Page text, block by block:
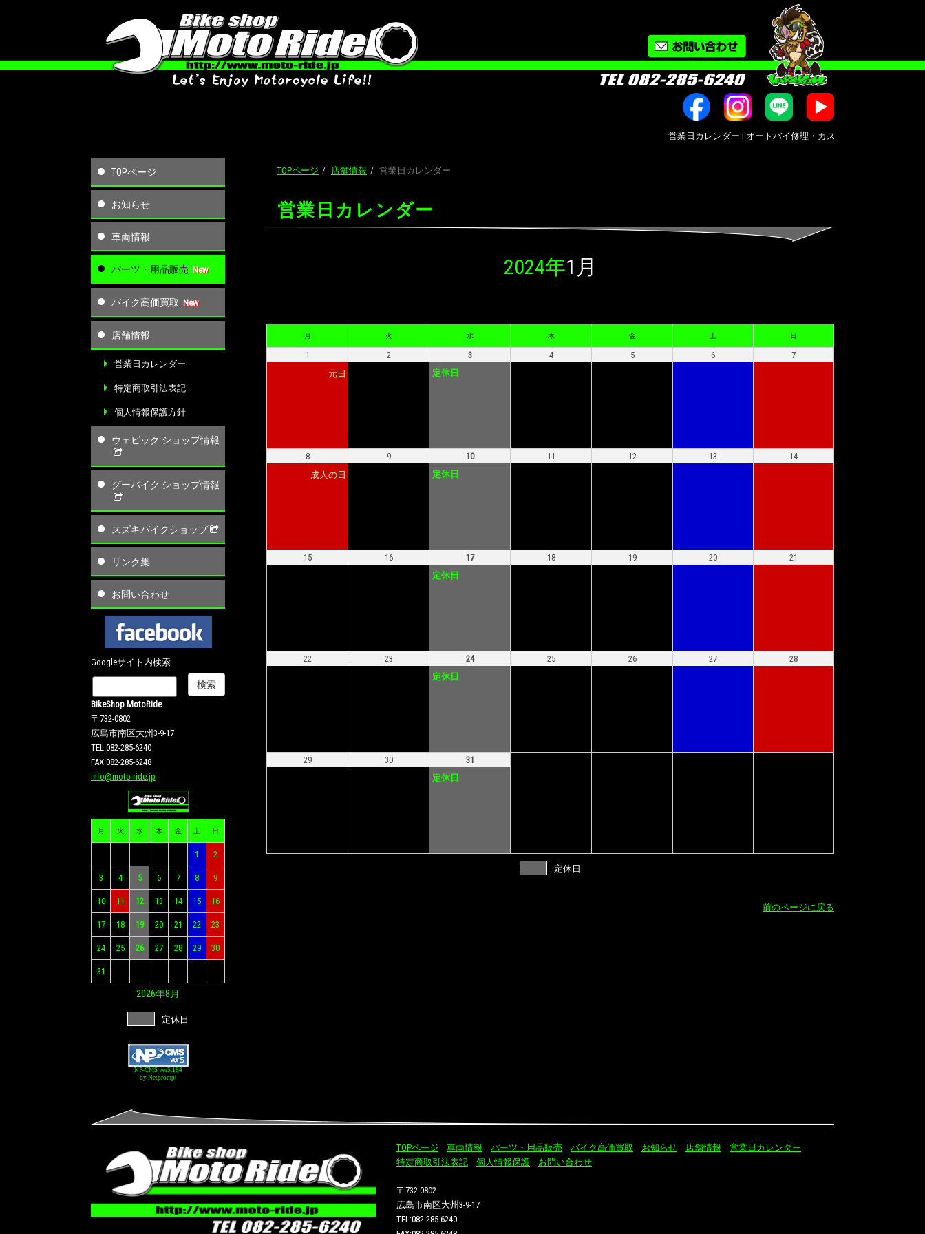
営業日カレンダー | オートバイ修理・カスタム・新車中古車販売｜
TOPページ
お知らせ
車両情報
パーツ・用品販売
バイク高価買取
店舗情報
営業日カレンダー
特定商取引法表記
個人情報保護方針
ウェビック ショップ情報
グーバイク ショップ情報
スズキバイクショップ
リンク集
お問い合わせ
Googleサイト内検索
BikeShop MotoRide
〒732-0802
広島市南区大州3-9-17
TEL:082-285-6240
FAX:082-285-6248
info@moto-ride.jp
月 火 水 木 金 土 日
1 2
3 4 5 6 7 8 9
10 11 12 13 14 15 16
17 18 19 20 21 22 23
24 25 26 27 28 29 30
31
2026年8月
定休日
NP-CMS ver5.184
by Netprompt
TOPページ 店舗情報 営業日カレンダー
営業日カレンダー
2024年1月
月 火 水 木 金 土 日
1
元日
2
3
定休日
4 5 6 7
8
成人の日
9
10
定休日
11 12 13 14
15 16
17
定休日
18 19 20 21
22 23
24
定休日
25 26 27 28
29 30
31
定休日
定休日
前のページに戻る
TOPページ 車両情報 パーツ・用品販売 バイク高価買取 お知らせ 店舗情報
営業日カレンダー
特定商取引法表記
個人情報保護 お問い合わせ
〒732-0802
広島市南区大州3-9-17
TEL:082-285-6240